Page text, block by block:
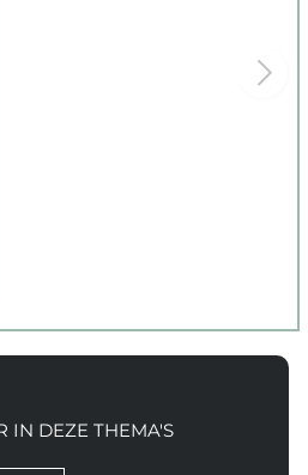
IN DEZE THEMA'S